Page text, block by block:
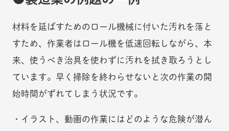
材料を延ばすためのロール機械に付いた汚れを落と
すため、作業者はロール機を低速回転しながら、本
来、使うべき治具を使わずに汚れを拭き取ろうとし
ています。早く掃除を終わらせないと次の作業の開
始時間がずれてしまう状況です。
・イラスト、動画の作業にはどのような危険が潜ん